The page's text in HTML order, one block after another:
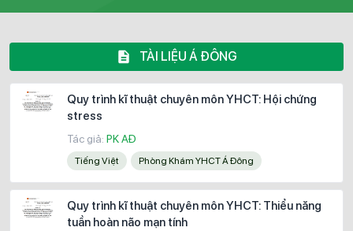
TÀI LIỆU Á ĐÔNG
Quy trình kĩ thuật chuyên môn YHCT: Hội chứng
stress
Tác giả: PK AĐ
Tiếng Việt Phòng Khám YHCT Á Đông
Quy trình kĩ thuật chuyên môn YHCT: Thiểu năng
tuần hoàn não mạn tính